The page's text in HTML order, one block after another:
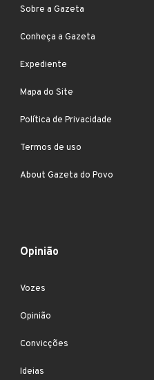
Sobre a Gazeta
Conheça a Gazeta
Expediente
Mapa do Site
Política de Privacidade
Termos de uso
About Gazeta do Povo
Opinião
Vozes
Opinião
Convicções
Ideias